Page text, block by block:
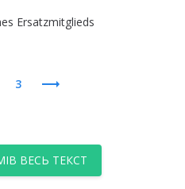
Ersatzmitglieds
3
ВЕСЬ ТЕКСТ